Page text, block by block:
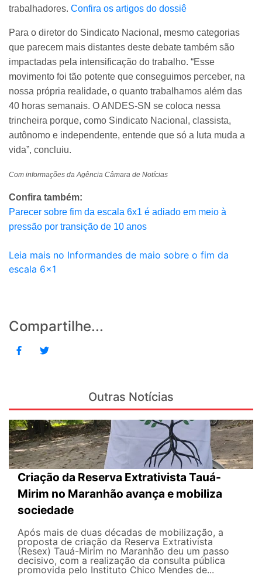
trabalhadores. Confira os artigos do dossiê
Para o diretor do Sindicato Nacional, mesmo categorias
que parecem mais distantes deste debate também são
impactadas pela intensificação do trabalho. “Esse
movimento foi tão potente que conseguimos perceber, na
nossa própria realidade, o quanto trabalhamos além das
40 horas semanais. O ANDES-SN se coloca nessa
trincheira porque, como Sindicato Nacional, classista,
autônomo e independente, entende que só a luta muda a
vida”, concluiu.
Com informações da Agência Câmara de Notícias
Confira também:
Parecer sobre fim da escala 6x1 é adiado em meio à
pressão por transição de 10 anos
Leia mais no Informandes de maio sobre o fim da
escala 6x1
Compartilhe...
Outras Notícias
Criação da Reserva Extrativista Tauá-
Mirim no Maranhão avança e mobiliza
sociedade
Após mais de duas décadas de mobilização, a
proposta de criação da Reserva Extrativista
(Resex) Tauá-Mirim no Maranhão deu um passo
decisivo, com a realização da consulta pública
promovida pelo Instituto Chico Mendes de...